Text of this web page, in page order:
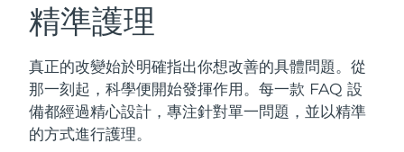
精準護理
真正的改變始於明確指出你想改善的具體問題。從
那一刻起，科學便開始發揮作用。每一款 FAQ 設
備都經過精心設計，專注針對單一問題，並以精準
的方式進行護理。